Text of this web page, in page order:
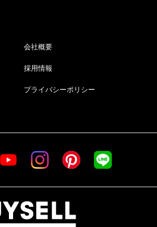
会社概要
採用情報
プライバシーポリシー